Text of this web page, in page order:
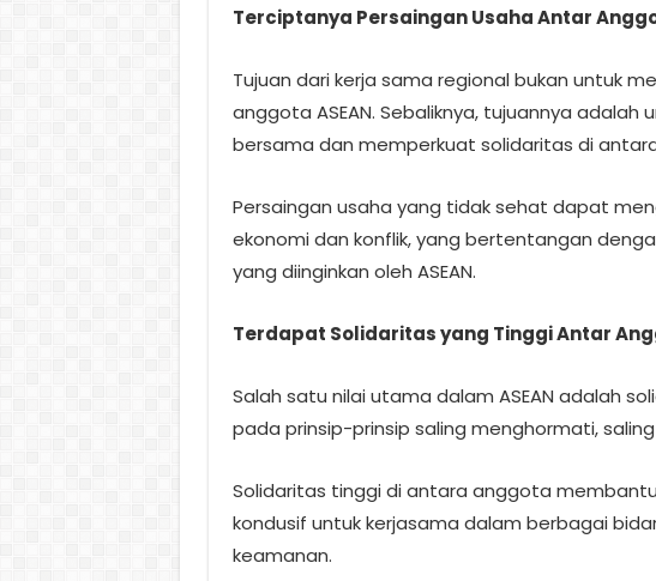
Terciptanya Persaingan Usaha Antar
Tujuan dari kerja sama regional bukan untuk
anggota ASEAN. Sebaliknya, tujuannya
bersama dan memperkuat solidaritas di
Persaingan usaha yang tidak sehat dapat
ekonomi dan konflik, yang bertentangan
yang diinginkan oleh ASEAN.
Terdapat Solidaritas yang Tinggi Antar
Salah satu nilai utama dalam ASEAN adalah
pada prinsip-prinsip saling menghormati,
Solidaritas tinggi di antara anggota
kondusif untuk kerjasama dalam berbagai
keamanan.